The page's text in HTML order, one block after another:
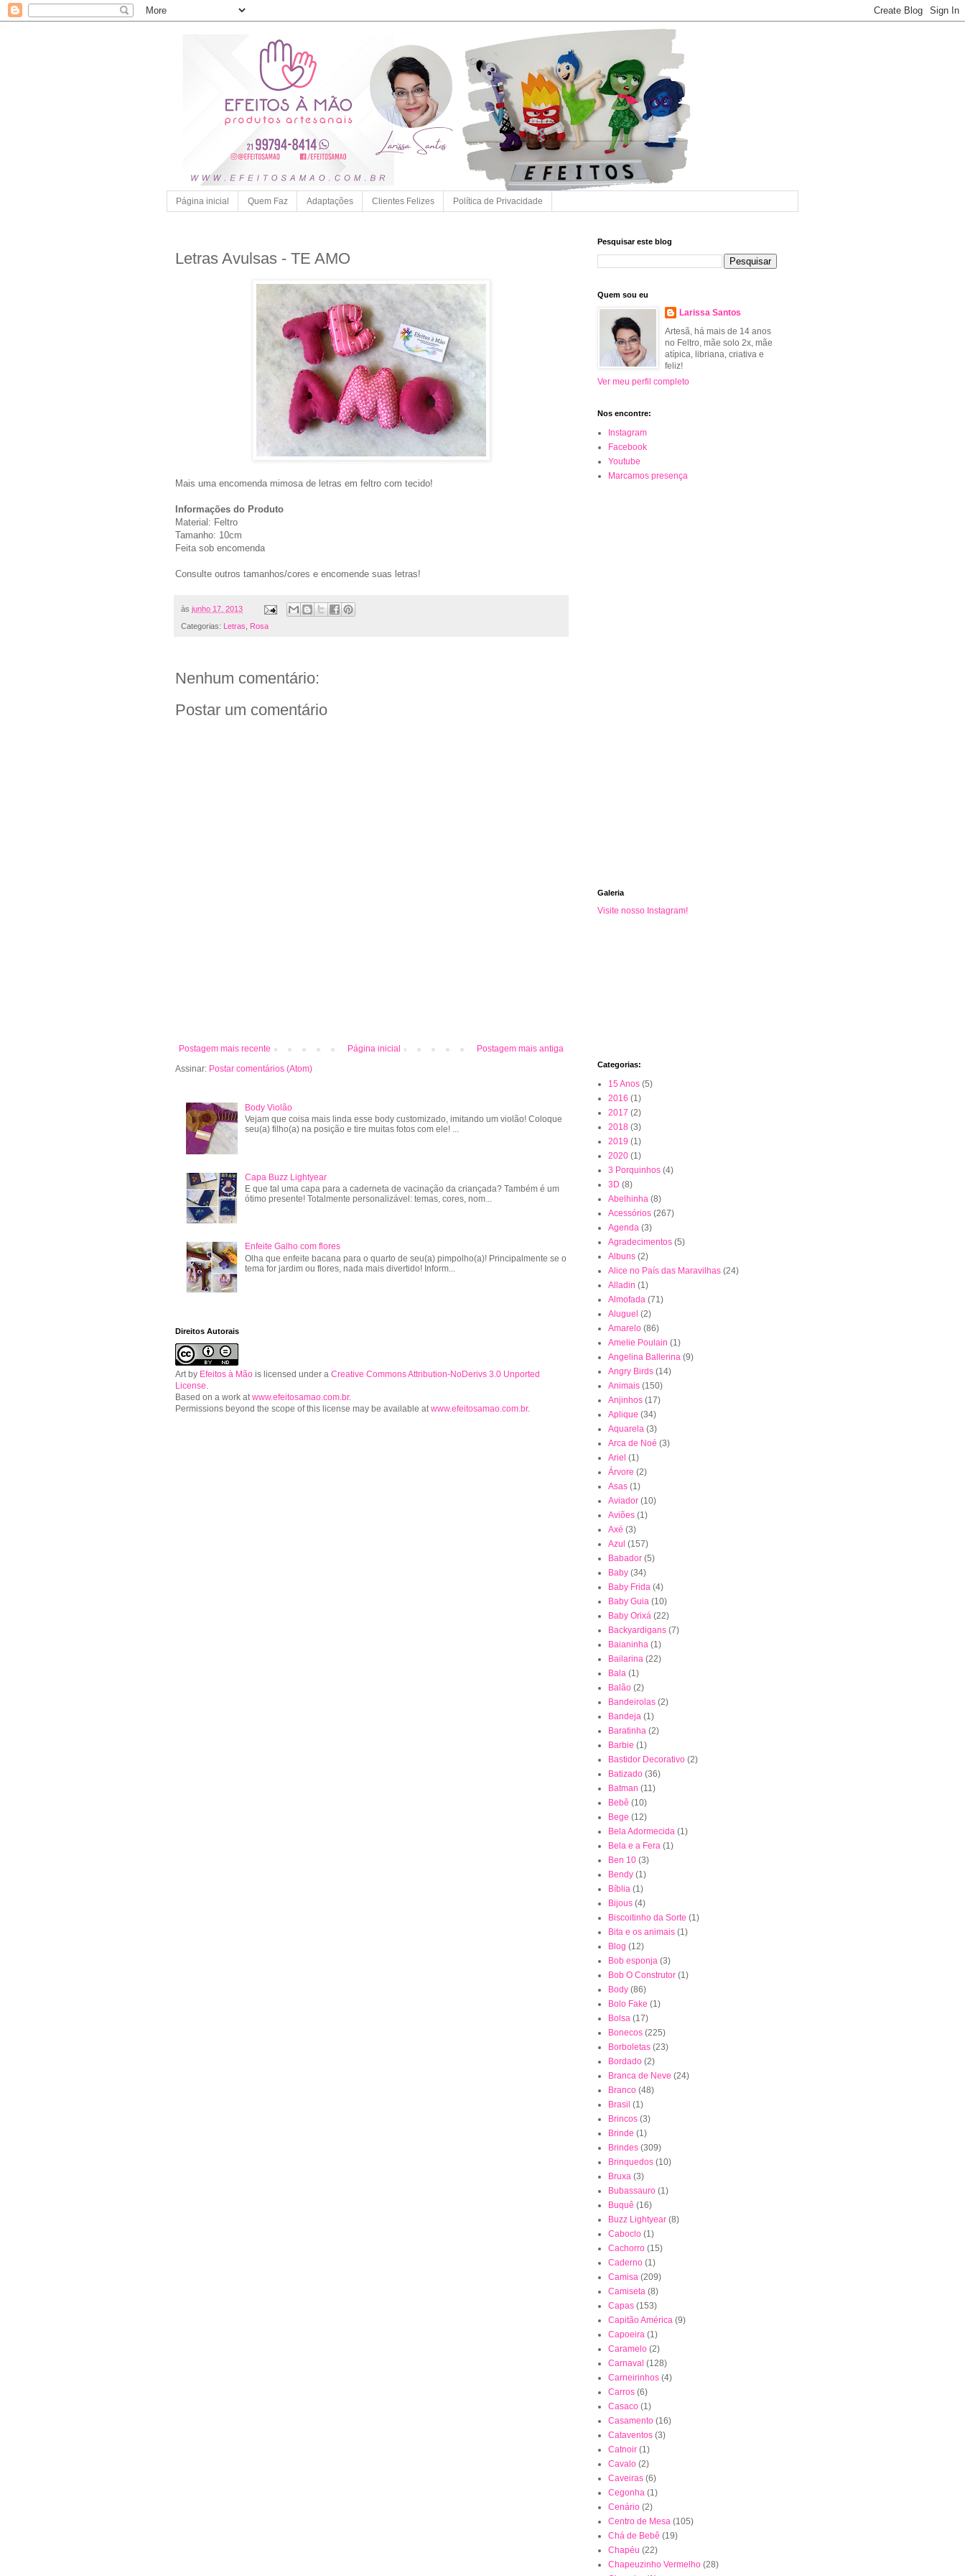
Página inicial Quem Faz Adaptações Clientes Felizes Política de Privacidade
Letras Avulsas - TE AMO
Mais uma encomenda mimosa de letras em feltro com tecido!
Informações do Produto
Material: Feltro
Tamanho: 10cm
Feita sob encomenda
Consulte outros tamanhos/cores e encomende suas letras!
às junho 17, 2013
Categorias: Letras, Rosa
Nenhum comentário:
Postar um comentário
Postagem mais recente Postagem mais antiga
Página inicial
Assinar: Postar comentários (Atom)
Body Violão
Vejam que coisa mais linda esse body customizado, imitando um violão! Coloque
seu(a) filho(a) na posição e tire muitas fotos com ele! ...
Capa Buzz Lightyear
E que tal uma capa para a caderneta de vacinação da criançada? Também é um
ótimo presente! Totalmente personalizável: temas, cores, nom...
Enfeite Galho com flores
Olha que enfeite bacana para o quarto de seu(a) pimpolho(a)! Principalmente se o
tema for jardim ou flores, nada mais divertido! Inform...
Direitos Autorais
Art by Efeitos à Mão is licensed under a Creative Commons Attribution-NoDerivs 3.0 Unported
License
Based on a work at www.efeitosamao.com.br.
Permissions beyond the scope of this license may be available at www.efeitosamao.com.br.
Pesquisar este blog
Quem sou eu
Larissa Santos
Artesã, há mais de 14 anos
no Feltro, mãe solo 2x, mãe
atípica, libriana, criativa e
feliz!
Ver meu perfil completo
Nos encontre:
Instagram
Facebook
Youtube
Marcamos presença
Galeria
Visite nosso Instagram!
Categorias:
15 Anos (5)
2016 (1)
2017 (2)
2018 (3)
2019 (1)
2020 (1)
3 Porquinhos (4)
3D (8)
Abelhinha (8)
Acessórios (267)
Agenda (3)
Agradecimentos (5)
Albuns (2)
Alice no País das Maravilhas (24)
Alladin (1)
Almofada (71)
Aluguel (2)
Amarelo (86)
Amelie Poulain (1)
Angelina Ballerina (9)
Angry Birds (14)
Animais (150)
Anjinhos (17)
Aplique (34)
Aquarela (3)
Arca de Noé (3)
Ariel (1)
Árvore (2)
Asas (1)
Aviador (10)
Aviões (1)
Axé (3)
Azul (157)
Babador (5)
Baby (34)
Baby Frida (4)
Baby Guia (10)
Baby Orixá (22)
Backyardigans (7)
Baianinha (1)
Bailarina (22)
Bala (1)
Balão (2)
Bandeirolas (2)
Bandeja (1)
Baratinha (2)
Barbie (1)
Bastidor Decorativo (2)
Batizado (36)
Batman (11)
Bebê (10)
Bege (12)
Bela Adormecida (1)
Bela e a Fera (1)
Ben 10 (3)
Bendy (1)
Bíblia (1)
Bijous (4)
Biscoitinho da Sorte (1)
Bita e os animais (1)
Blog (12)
Bob esponja (3)
Bob O Construtor (1)
Body (86)
Bolo Fake (1)
Bolsa (17)
Bonecos (225)
Borboletas (23)
Bordado (2)
Branca de Neve (24)
Branco (48)
Brasil (1)
Brincos (3)
Brinde (1)
Brindes (309)
Brinquedos (10)
Bruxa (3)
Bubassauro (1)
Buquê (16)
Buzz Lightyear (8)
Caboclo (1)
Cachorro (15)
Caderno (1)
Camisa (209)
Camiseta (8)
Capas (153)
Capitão América (9)
Capoeira (1)
Caramelo (2)
Carnaval (128)
Carneirinhos (4)
Carros (6)
Casaco (1)
Casamento (16)
Cataventos (3)
Catnoir (1)
Cavalo (2)
Caveiras (6)
Cegonha (1)
Cenário (2)
Centro de Mesa (105)
Chá de Bebê (19)
Chapéu (22)
Chapeuzinho Vermelho (28)